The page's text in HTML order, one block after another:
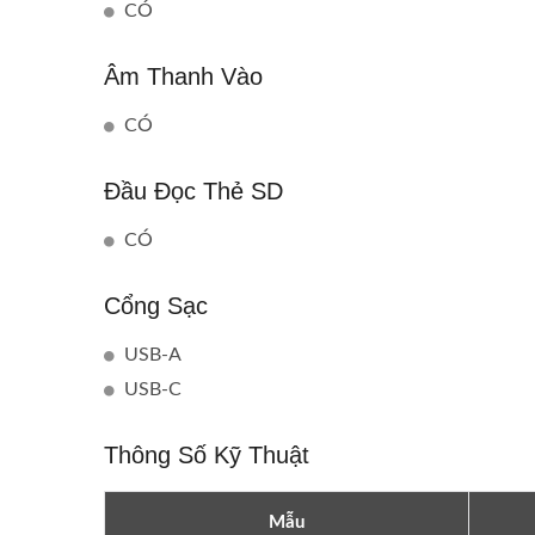
CÓ
Âm Thanh Vào
CÓ
Đầu Đọc Thẻ SD
CÓ
Cổng Sạc
USB-A
USB-C
Thông Số Kỹ Thuật
Mẫu